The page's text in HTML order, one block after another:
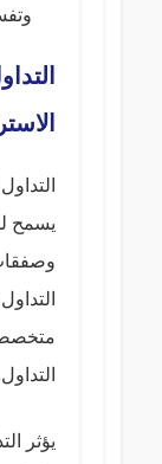
يسمح
يؤثر